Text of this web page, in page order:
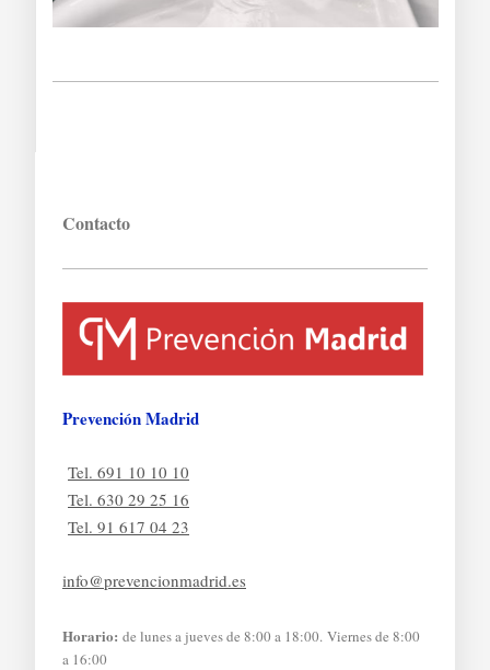
Contacto
Prevención Madrid
Tel. 691 10 10 10
Tel. 630 29 25 16
Tel. 91 617 04 23
info@prevencionmadrid.es
Horario: de lunes a jueves de 8:00 a 18:00. Viernes de 8:00
a 16:00